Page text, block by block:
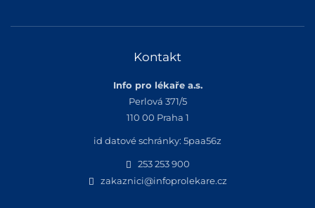
Kontakt
Info pro lékaře a.s.
Perlová 371/5
110 00 Praha 1
id datové schránky: 5paa56z
253 253 900
zakaznici@infoprolekare.cz